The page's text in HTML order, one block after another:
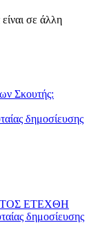
σε άλλη
Σκουτής:
δημοσίευσης
ΕΤΕΧΘΗ
δημοσίευσης